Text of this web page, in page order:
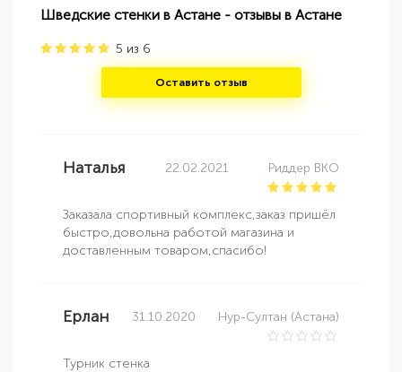
Шведские стенки в Астане - отзывы в Астане
5 из 6
Оставить отзыв
Наталья 22.02.2021 Риддер ВКО
Заказала спортивный комплекс,заказ пришёл
быстро,довольна работой магазина и
доставленным товаром,спасибо!
Ерлан 31.10.2020 Нур-Султан (Астана)
Турник стенка